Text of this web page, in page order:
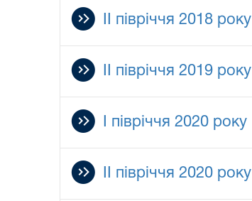
II півріччя 2018 року
II півріччя 2019 року
І півріччя 2020 року
ІІ півріччя 2020 року